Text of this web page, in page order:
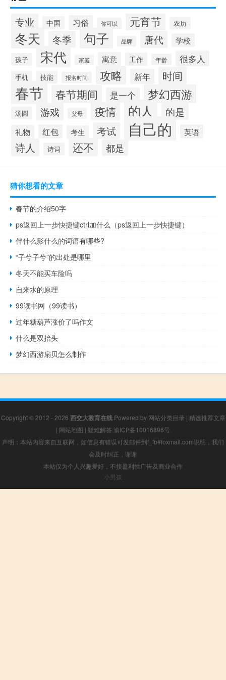
专业 中国 习俗 你可以 元宵节 农历
冬天 冬季 句子 品牌 唐代 学校
孩子 宋代 家庭 寓意 工作 年龄 很多人
手机 技能 报名时间 攻略 新年 时间
春节 春节期间 是一个 梦幻西游
汤圆 游戏 父母 疫情 的人 的是
礼物 红包 考生 考试 自己的 英语
诗人 诗词 还不 都是
猜你想看的文章
春节的介绍50字
ps返回上一步快捷键ctrl加什么（ps返回上一步快捷键）
伴什么影什么的词语有哪些?
“子兮子兮”的出处是哪里
冬天不能买车险吗
自来水的原理
99读书网（99读书）
过年糖葫芦涨价了吗作文
什么是双抬头
梦幻西游扇贝怎么制作
Copyright © 2012 - 2026 西交大教育在线Powered by 网站分类目录 | 精选推荐文章
| 网站地图 | 疑难解答 渝ICP备10016896号
声明：本站内容来自互联网，如信息有错误可发邮件到f_fb#foxmail.com说明，我们
会及时纠正，谢谢
本站仅为个人兴趣爱好，不接盈利性广告及商业合作
小男孩